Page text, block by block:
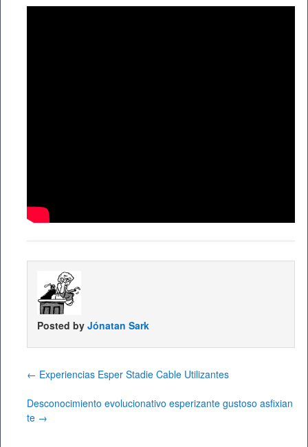
Posted by Jónatan Sark
← Experiencias Esper Stadie Cable Utilizantes
Desconocimiento evolucionativo esperizante gustoso asfixian
te →